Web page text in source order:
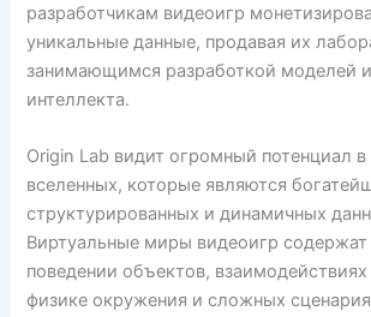
разработчикам видеоигр
уникальные данные, продавая их
занимающимся разработкой моделей
интеллекта.
Origin Lab видит огромный потенциал
вселенных, которые являются
структурированных и динамичных
Виртуальные миры видеоигр
поведении объектов,
физике окружения и сложных